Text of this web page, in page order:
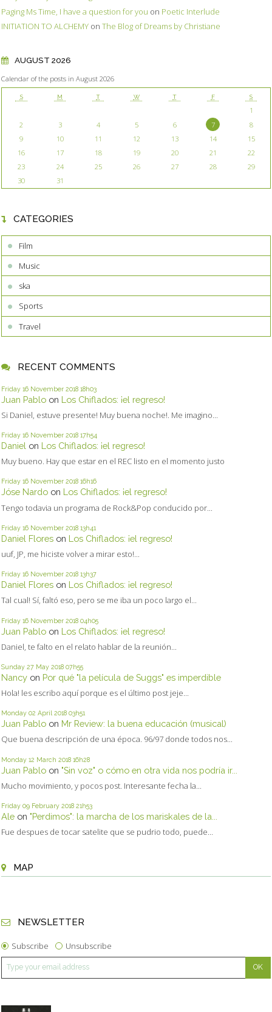
Paging Ms Time, I have a question for you on Poetic Interlude
INITIATION TO ALCHEMY on The Blog of Dreams by Christiane
AUGUST 2026
Calendar of the posts in August 2026
S M T W T F S
1
2
3 4 5 6 7
8
9
10 11 12 13 14
15
16
17 18 19 20 21
22
23
24 25 26 27 28
29
30
31
CATEGORIES
Film
Music
ska
Sports
Travel
RECENT COMMENTS
Friday 16 November 2018 18h03
Juan Pablo on Los Chiflados: ¡el regreso!
Si Daniel, estuve presente! Muy buena noche!. Me imagino...
Friday 16 November 2018 17h54
Daniel on Los Chiflados: ¡el regreso!
Muy bueno. Hay que estar en el REC listo en el momento justo
Friday 16 November 2018 16h16
Jóse Nardo on Los Chiflados: ¡el regreso!
Tengo todavia un programa de Rock&Pop conducido por...
Friday 16 November 2018 13h41
Daniel Flores on Los Chiflados: ¡el regreso!
uuf, JP, me hiciste volver a mirar esto!...
Friday 16 November 2018 13h37
Daniel Flores on Los Chiflados: ¡el regreso!
Tal cual! Sí, faltó eso, pero se me iba un poco largo el...
Friday 16 November 2018 04h05
Juan Pablo on Los Chiflados: ¡el regreso!
Daniel, te falto en el relato hablar de la reunión...
Sunday 27 May 2018 07h55
Nancy on Por qué "la película de Suggs" es imperdible
Hola! les escribo aquí porque es el último post jeje...
Monday 02 April 2018 03h51
Juan Pablo on Mr Review: la buena educación (musical)
Que buena descripción de una época. 96/97 donde todos nos...
Monday 12 March 2018 16h28
Juan Pablo on "Sin voz" o cómo en otra vida nos podría ir...
Mucho movimiento, y pocos post. Interesante fecha la...
Friday 09 February 2018 21h53
Ale on "Perdimos": la marcha de los mariskales de la...
Fue despues de tocar satelite que se pudrio todo, puede...
MAP
NEWSLETTER
Subscribe Unsubscribe